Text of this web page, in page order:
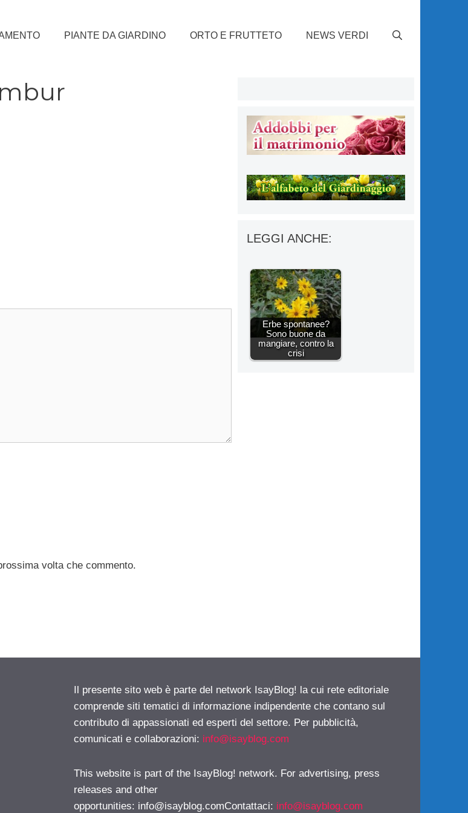
PIANTE DA GIARDINO ORTO E FRUTTETO NEWS VERDI
volta che commento.
LEGGI ANCHE:
Erbe spontanee?
Sono buone da
mangiare, contro la
crisi
Il presente sito web è parte del network IsayBlog! la cui rete editoriale
comprende siti tematici di informazione indipendente che contano sul
contributo di appassionati ed esperti del settore. Per pubblicità,
comunicati e collaborazioni: info@isayblog.com
This website is part of the IsayBlog! network. For advertising, press
releases and other
opportunities: info@isayblog.comContattaci: info@isayblog.com